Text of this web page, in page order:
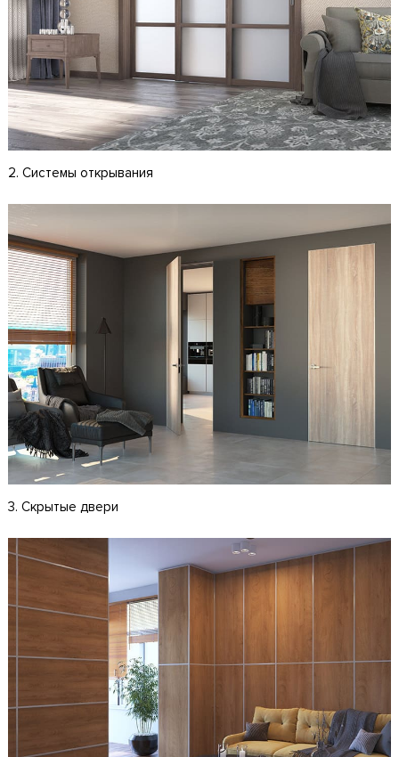
2. Системы открывания
3. Скрытые двери